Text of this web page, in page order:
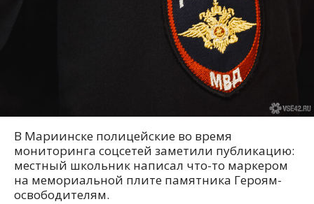
В Мариинске полицейские во время
мониторинга соцсетей заметили публикацию:
местный школьник написал что-то маркером
на мемориальной плите памятника Героям-
освободителям.